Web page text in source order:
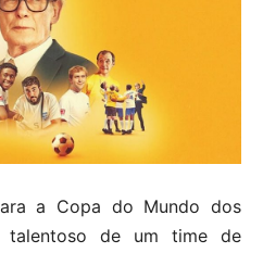
a Copa do Mundo dos
talentoso de um time de